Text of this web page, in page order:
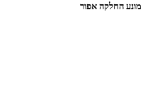
מונע החלקה אפור